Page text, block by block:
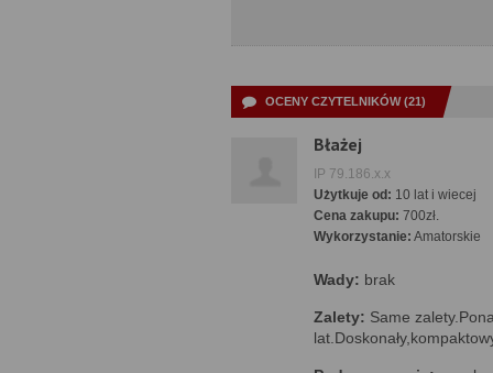
OCENY CZYTELNIKÓW (21)
Błażej
IP 79.186.x.x
Użytkuje od: 10 lat i wiecej
Cena zakupu: 700zł.
Wykorzystanie: Amatorskie
Wady: brak
Zalety: Same